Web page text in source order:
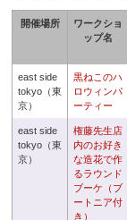
開催場所
ワークショ
ップ名
east side
tokyo（東
京）
黒ねこのハ
ロウィンパ
ーティー
east side
tokyo（東
京）
権藤先生店
内のお好き
な造花で作
るラウンド
ブーケ（ブ
ートニア付
き）